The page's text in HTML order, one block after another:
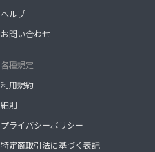
ヘルプ
お問い合わせ
各種規定
利用規約
細則
プライバシーポリシー
特定商取引法に基づく表記